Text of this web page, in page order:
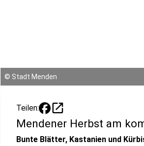
© Stadt Menden
Teilen: open_in_new
Mendener Herbst am
Bunte Blätter, Kastanien und